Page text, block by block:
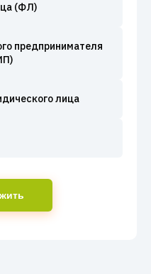
(ФЛ)
предпринимателя
лица